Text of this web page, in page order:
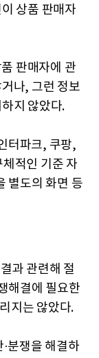
상품 판매자
판매자에 관
나, 그런 정보
지 않았다.
터파크, 쿠팡,
적인 기준 자
별도의 화면 등
과 관련해 절
해결에 필요한
지는 않았다.
분쟁을 해결하